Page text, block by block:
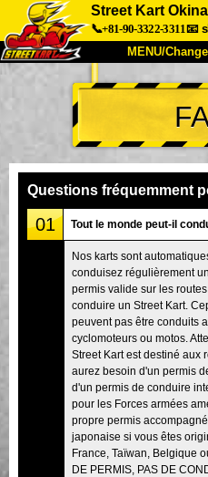
Street Kart
📞+81-90-3322-3311📧
MENU/
À Propos
Entreprise
Tokyo Shinagawa
Tokyo Akihabara#2
Tokyo Shibuya Annexe
Tokyo Asakusa
Okinawa
Questions fréquemment
01 Tout le monde peut-il
Nos karts sont
conduisez régulièrement
permis valide sur les
conduire un Street Kart.
peuvent pas être conduits
cyclomoteurs ou motos.
Street Kart est destiné aux
aurez besoin d'un permis
d'un permis de conduire
pour les Forces armées
propre permis
japonaise si vous êtes
France, Taïwan, Belgique
DE PERMIS, PAS DE